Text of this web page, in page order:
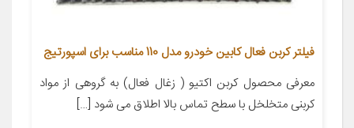
فیلتر کربن فعال کابین خودرو مدل 110 مناسب برای اسپورتیج
معرفی محصول کربن اکتیو ( زغال فعال) به گروهی از مواد
کربنی متخلخل با سطح تماس بالا اطلاق می شود […]